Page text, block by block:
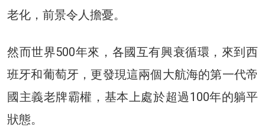
老化，前景令人擔憂。
然而世界500年來，各國互有興衰循環，來到西
班牙和葡萄牙，更發現這兩個大航海的第一代帝
國主義老牌霸權，基本上處於超過100年的躺平
狀態。